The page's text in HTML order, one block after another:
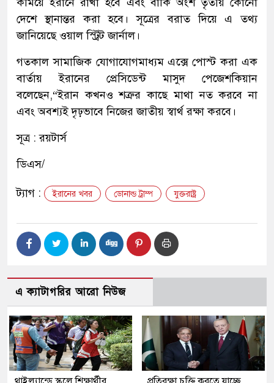
দেশে স্থানান্তর করা হবে। সূত্রের বরাত দিয়ে এ তথ্য
জানিয়েছে ওয়াল স্ট্রিট জার্নাল।
গতকাল সামাজিক যোগাযোগমাধ্যম এক্সে পোস্ট করা এক
বার্তায় ইরানের প্রেসিডেন্ট মাসুদ পেজেশকিয়ান
বলেছেন,“ইরান কখনও শত্রুর কাছে মাথা নত করবে না
এবং অবশ্যই দৃঢ়ভাবে নিজের জাতীয় স্বার্থ রক্ষা করবে।
সূত্র : রয়টার্স
ডিএস/
ট্যাগ : ইরানের খবর ডোনাল্ড ট্রাম্প যুক্তরাষ্ট্র
এ ক্যাটাগরির আরো নিউজ